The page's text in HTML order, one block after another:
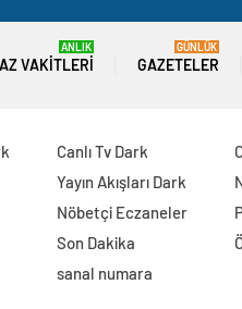
VAKITLERI
ANLIK
GAZETELER
GÜNLÜK
Canlı Tv Dark
Yayın Akışları Dark
Nöbetçi Eczaneler
Son Dakika
sanal numara